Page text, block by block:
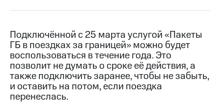
номер
Тарифы
Услуги
Роуминг
приложение
МТС
Акции
Скидка 30%
на связь
Тарифы
RED,
Подключённой с 25 марта услугой «Пакеты
ГБ в поездках за границей» можно будет
воспользоваться в течение года. Это
позволит не думать о сроке её действия, а
также подключить заранее, чтобы не забыть,
и оставить на потом, если поездка
перенеслась.